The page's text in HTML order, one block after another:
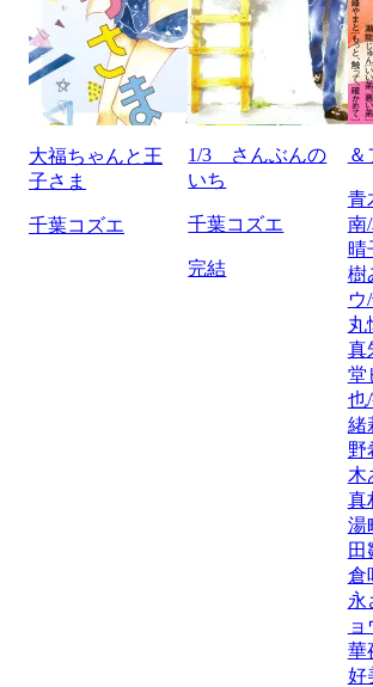
大福ちゃんと王
子さま
千葉コズエ
1/3 さんぶんの
いち
千葉コズエ
完結
＆
青
南
晴
樹
ウ
丸
真
堂
也
緒
野
木
真
湯
田
倉
永
華
好